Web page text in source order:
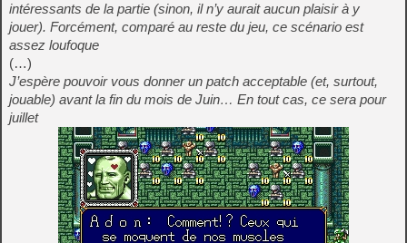
intéressants de la partie (sinon, il n’y aurait aucun plaisir à y
jouer). Forcément, comparé au reste du jeu, ce scénario est
assez loufoque
(…)
J’espère pouvoir vous donner un patch acceptable (et, surtout,
jouable) avant la fin du mois de Juin… En tout cas, ce sera pour
juillet